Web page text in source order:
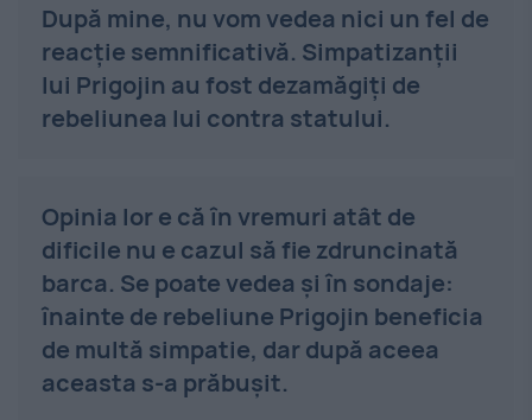
După mine, nu vom vedea nici un fel de
reacție semnificativă. Simpatizanții
lui Prigojin au fost dezamăgiți de
rebeliunea lui contra statului.
Opinia lor e că în vremuri atât de
dificile nu e cazul să fie zdruncinată
barca. Se poate vedea și în sondaje:
înainte de rebeliune Prigojin beneficia
de multă simpatie, dar după aceea
aceasta s-a prăbușit.